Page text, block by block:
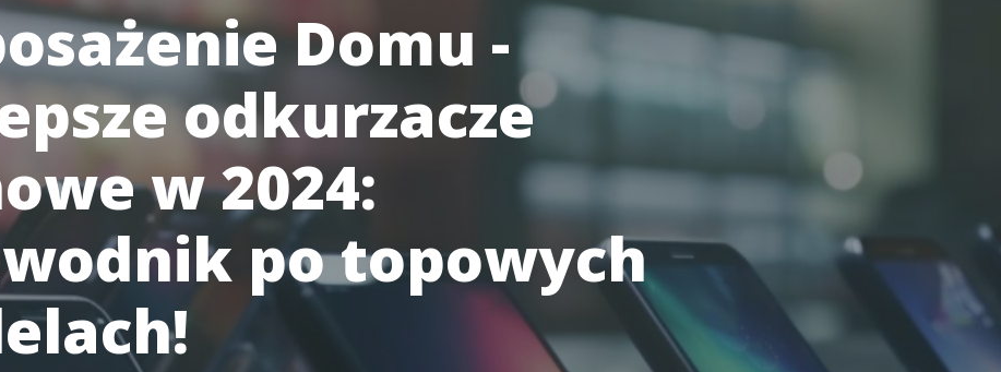
Domu -
odkurzacze
w 2024:
po topowych